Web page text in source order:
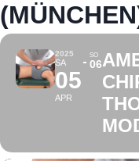
2025
SA
05
APR
SO
06